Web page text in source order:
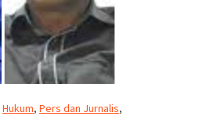
Hukum, Pers dan Jurnalis,